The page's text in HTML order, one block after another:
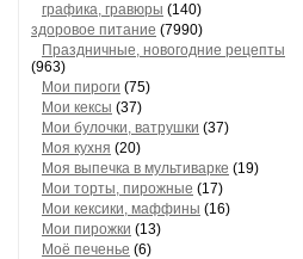
графика, гравюры (140)
здоровое питание (7990)
Праздничные, новогодние рецепты
(963)
Мои пироги (75)
Мои кексы (37)
Мои булочки, ватрушки (37)
Моя кухня (20)
Моя выпечка в мультиварке (19)
Мои торты, пирожные (17)
Мои кексики, маффины (16)
Мои пирожки (13)
Моё печенье (6)